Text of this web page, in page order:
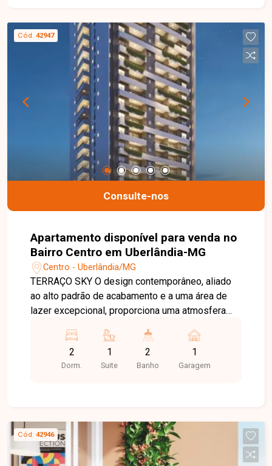
Cód. 42947
Consulte-nos
Apartamento disponível para venda no
Bairro Centro em Uberlândia-MG
Centro - Uberlândia/MG
TERRAÇO SKY O design contemporâneo, aliado
ao alto padrão de acabamento e a uma área de
lazer excepcional, proporciona uma atmosfera
intensamente o estilo de vida urbano. A Adega
Sky, equipada com churrasqueira, proporciona
uma experiência exclusiva a 69 metros de altura,
distribuídos em uma torre única com apenas oito
unidades por pavimento, garantindo conforto e
privacidade. Com vinte andares e garagem
2
Dorm.
1
Suite
2
Banho
1
Garagem
Cód. 42946